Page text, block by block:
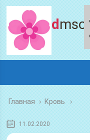
Главная › Кровь
11.02.2020